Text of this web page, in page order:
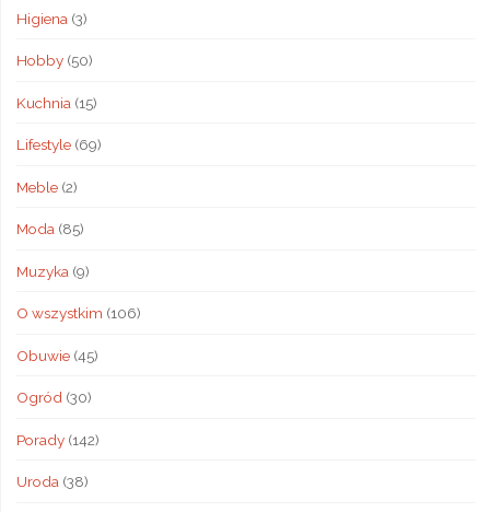
Higiena (3)
Hobby(50)
Kuchnia (15)
Lifestyle(69)
Meble(2)
Moda (85)
Muzyka (9)
O wszystkim (106)
Obuwie(45)
Ogród (30)
Porady(142)
Uroda (38)